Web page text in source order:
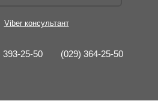
Viber консультант
393-25-50 (029) 364-25-50